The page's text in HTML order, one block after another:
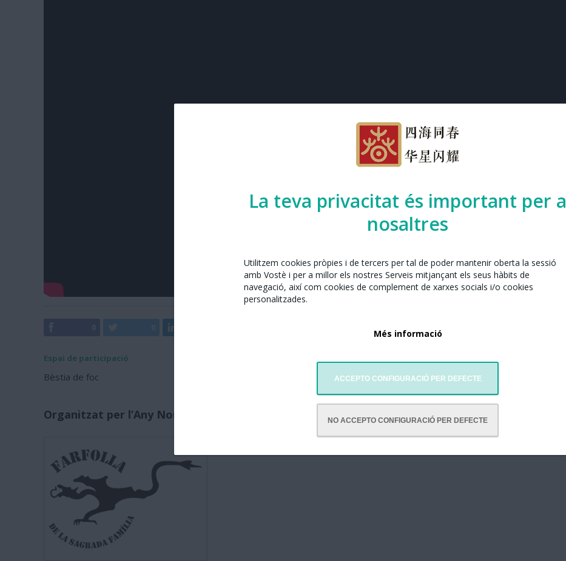
La teva privacitat és important per a
nosaltres
Utilitzem cookies pròpies i de tercers per tal de poder mantenir oberta la sessió
amb Vostè i per a millor els nostres Serveis mitjançant els seus hàbits de
navegació, així com cookies de complement de xarxes socials i/o cookies
personalitzades.
Més informació
ACCEPTO CONFIGURACIÓ PER DEFECTE
NO ACCEPTO CONFIGURACIÓ PER DEFECTE
Espai de participació
Bèstia de foc
Organitzat per l’Any Nou Xinès amb Barcelona juntament amb: